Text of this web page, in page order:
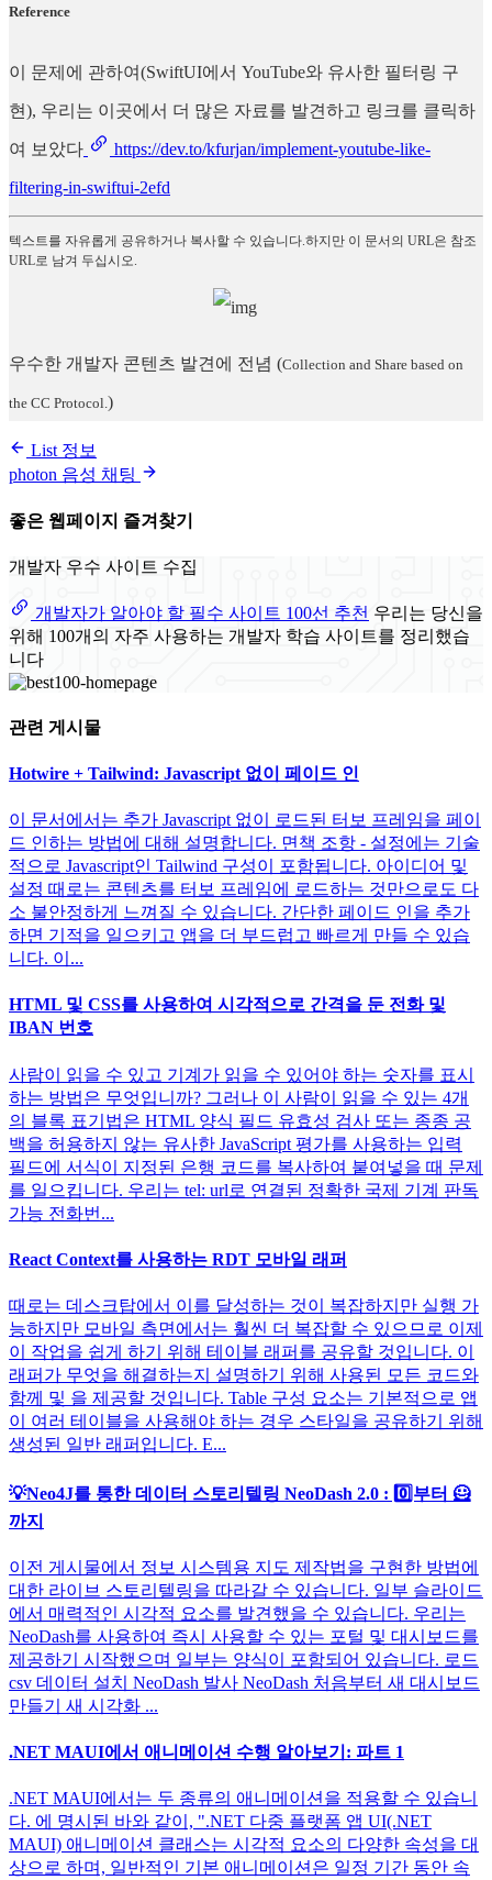
Reference
이 문제에 관하여(SwiftUI에서 YouTube와 유사한 필터링 구
현), 우리는 이곳에서 더 많은 자료를 발견하고 링크를 클릭하
여 보았다 https://dev.to/kfurjan/implement-youtube-like-
filtering-in-swiftui-2efd
텍스트를 자유롭게 공유하거나 복사할 수 있습니다.하지만 이 문서의 URL은 참조
URL로 남겨 두십시오.
우수한 개발자 콘텐츠 발견에 전념 (Collection and Share based on
the CC Protocol. )
List 정보
photon 음성 채팅
좋은 웹페이지 즐겨찾기
개발자 우수 사이트 수집
개발자가 알아야 할 필수 사이트 100선 추천 우리는 당신을
위해 100개의 자주 사용하는 개발자 학습 사이트를 정리했습
니다
관련 게시물
Hotwire + Tailwind: Javascript 없이 페이드 인
이 문서에서는 추가 Javascript 없이 로드된 터보 프레임을 페이
드 인하는 방법에 대해 설명합니다. 면책 조항 - 설정에는 기술
적으로 Javascript인 Tailwind 구성이 포함됩니다. 아이디어 및
설정 때로는 콘텐츠를 터보 프레임에 로드하는 것만으로도 다
소 불안정하게 느껴질 수 있습니다. 간단한 페이드 인을 추가
하면 기적을 일으키고 앱을 더 부드럽고 빠르게 만들 수 있습
니다. 이...
HTML 및 CSS를 사용하여 시각적으로 간격을 둔 전화 및
IBAN 번호
사람이 읽을 수 있고 기계가 읽을 수 있어야 하는 숫자를 표시
하는 방법은 무엇입니까? 그러나 이 사람이 읽을 수 있는 4개
의 블록 표기법은 HTML 양식 필드 유효성 검사 또는 종종 공
백을 허용하지 않는 유사한 JavaScript 평가를 사용하는 입력
필드에 서식이 지정된 은행 코드를 복사하여 붙여넣을 때 문제
를 일으킵니다. 우리는 tel: url로 연결된 정확한 국제 기계 판독
가능 전화번...
React Context를 사용하는 RDT 모바일 래퍼
때로는 데스크탑에서 이를 달성하는 것이 복잡하지만 실행 가
능하지만 모바일 측면에서는 훨씬 더 복잡할 수 있으므로 이제
이 작업을 쉽게 하기 위해 테이블 래퍼를 공유할 것입니다. 이
래퍼가 무엇을 해결하는지 설명하기 위해 사용된 모든 코드와
함께 및 을 제공할 것입니다. Table 구성 요소는 기본적으로 앱
이 여러 테이블을 사용해야 하는 경우 스타일을 공유하기 위해
생성된 일반 래퍼입니다. E...
💡Neo4J를 통한 데이터 스토리텔링 NeoDash 2.0 : 0️⃣부터 🦸
까지
이전 게시물에서 정보 시스템용 지도 제작법을 구현한 방법에
대한 라이브 스토리텔링을 따라갈 수 있습니다. 일부 슬라이드
에서 매력적인 시각적 요소를 발견했을 수 있습니다. 우리는
NeoDash를 사용하여 즉시 사용할 수 있는 포털 및 대시보드를
제공하기 시작했으며 일부는 양식이 포함되어 있습니다. 로드
csv 데이터 설치 NeoDash 발사 NeoDash 처음부터 새 대시보드
만들기 새 시각화 ...
.NET MAUI에서 애니메이션 수행 알아보기: 파트 1
.NET MAUI에서는 두 종류의 애니메이션을 적용할 수 있습니
다. 에 명시된 바와 같이, ".NET 다중 플랫폼 앱 UI(.NET
MAUI) 애니메이션 클래스는 시각적 요소의 다양한 속성을 대
상으로 하며, 일반적인 기본 애니메이션은 일정 기간 동안 속